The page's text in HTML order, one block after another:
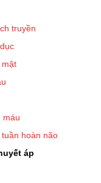
truyền
mật
máu
hoàn não
áp